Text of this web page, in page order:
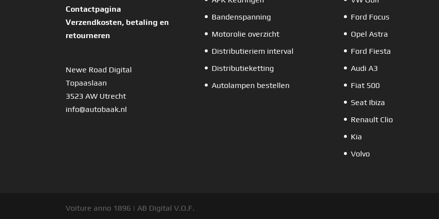
Contactpagina
Verzendkosten, betaling en
retourneren
Newe Road Digital
Topaaslaan
3523 AW Utrecht
info@autobaak.nl
Bandenspanning
Motorolie overzicht
Distributieriem interval
Distributieketting
Autolampen bestellen
Ford Focus
Opel Astra
Ford Fiesta
Audi A3
Fiat 500
Seat Ibiza
Renault Clio
Kia
Volvo
Voiture anno 1896 | AB Digital V.O.F.